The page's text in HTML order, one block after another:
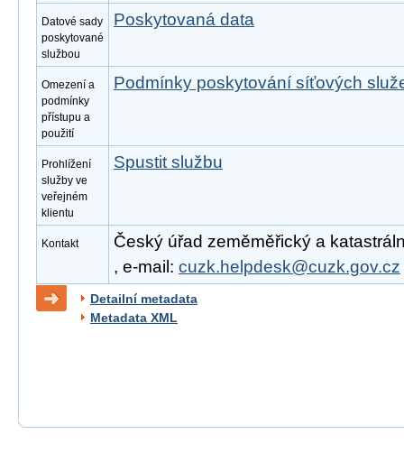
Datové sady
poskytované
službou
Poskytovaná data
Omezení a
podmínky
přístupu a
použití
Podmínky poskytování síťových
Prohlížení
služby ve
veřejném
klientu
Spustit službu
Kontakt
Český úřad zeměměřický a
, e-mail: cuzk.helpdesk@cuzk.gov.cz
Detailní metadata
Metadata XML